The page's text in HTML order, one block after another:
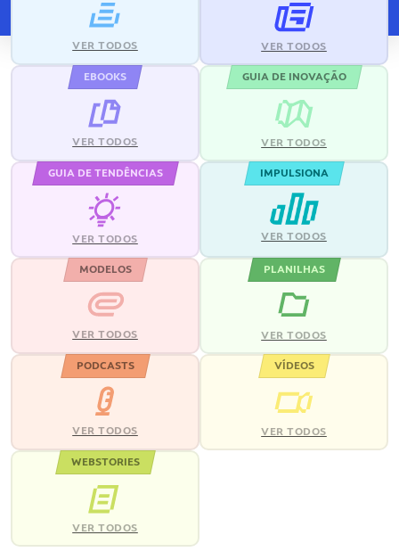
VER TODOS VER TODOS
EBOOKS
VER TODOS
GUIA DE INOVAÇÃO
VER TODOS
GUIA DE TENDÊNCIAS
VER TODOS
IMPULSIONA
VER TODOS
MODELOS
VER TODOS
PLANILHAS
VER TODOS
PODCASTS
VER TODOS
VÍDEOS
VER TODOS
WEBSTORIES
VER TODOS